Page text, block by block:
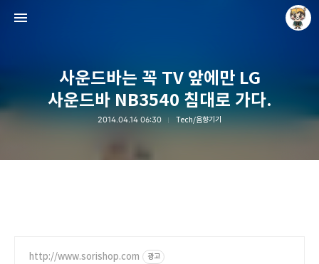
사운드바는 꼭 TV 앞에만 LG
사운드바 NB3540 침대로 가다.
2014.04.14 06:30 Tech/음향기기
http://www.sorishop.com 광고
Raycat : Photo and Story